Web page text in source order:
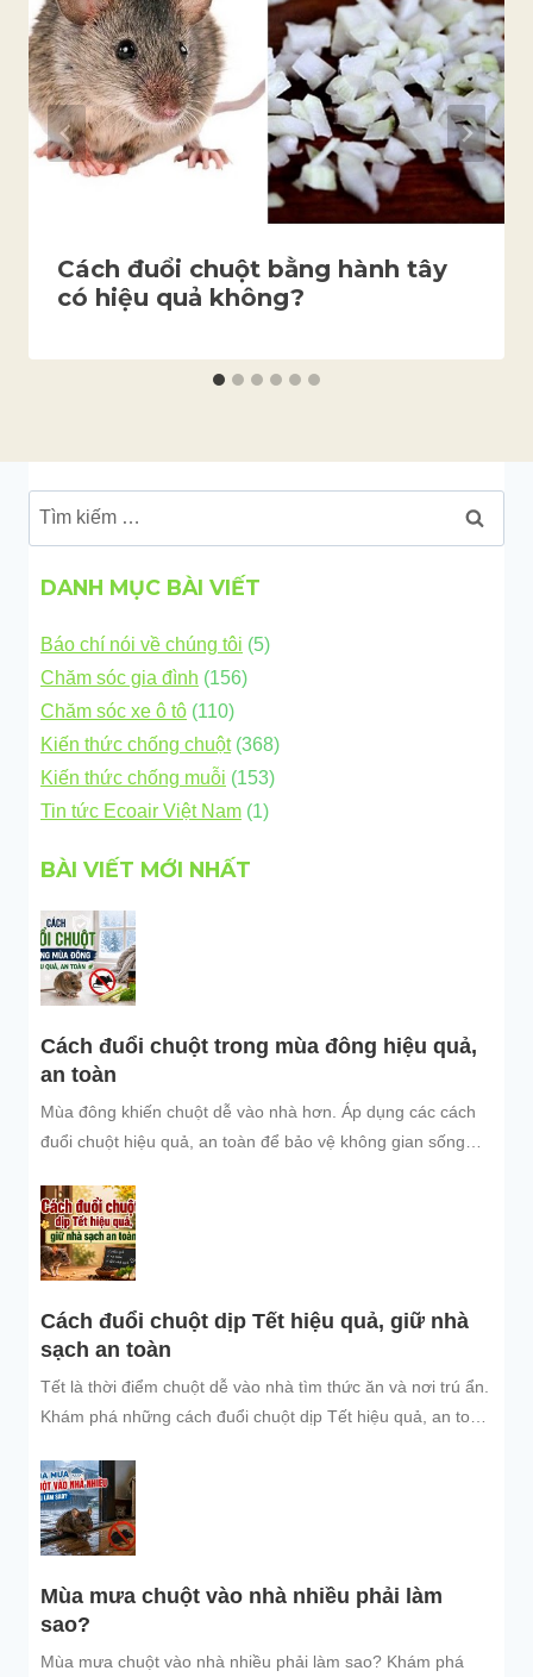
Cách đuổi chuột bằng hành tây
có hiệu quả không?
Tìm
kiếm
cho:
DANH MỤC BÀI VIẾT
Báo chí nói về chúng tôi (5)
Chăm sóc gia đình (156)
Chăm sóc xe ô tô (110)
Kiến thức chống chuột(368)
Kiến thức chống muỗi (153)
Tin tức Ecoair Việt Nam (1)
BÀI VIẾT MỚI NHẤT
Cách đuổi chuột trong mùa đông hiệu quả,
an toàn
Mùa đông khiến chuột dễ vào nhà hơn. Áp dụng các cách
đuổi chuột hiệu quả, an toàn để bảo vệ không gian sống
Cách đuổi chuột dịp Tết hiệu quả, giữ nhà
sạch an toàn
Tết là thời điểm chuột dễ vào nhà tìm thức ăn và nơi trú ẩn.
Khám phá những cách đuổi chuột dịp Tết hiệu quả, an toàn
đình và đón năm mới an tâm.
Mùa mưa chuột vào nhà nhiều phải làm
sao?
Mùa mưa chuột vào nhà nhiều phải làm sao? Khám phá